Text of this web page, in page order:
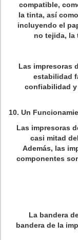
compatible,
la tinta, así
incluyendo el
no tejida, la
Las impresoras
estabilidad
confiabilidad y
10. Un
Las impresoras
casi mitad
Además, las
componentes
La bandera
bandera de la